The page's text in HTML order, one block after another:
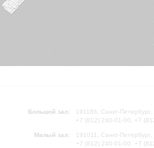
Большой зал:
191186, Санкт-
+7 (812) 240-01-00, +7
Малый зал:
191011, Санкт-
+7 (812) 240-01-00, +7